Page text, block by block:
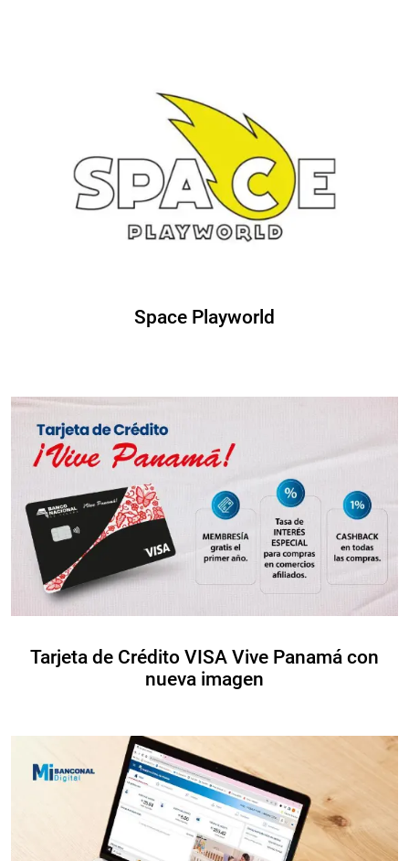
Space Playworld
Tarjeta de Crédito VISA Vive Panamá con
nueva imagen